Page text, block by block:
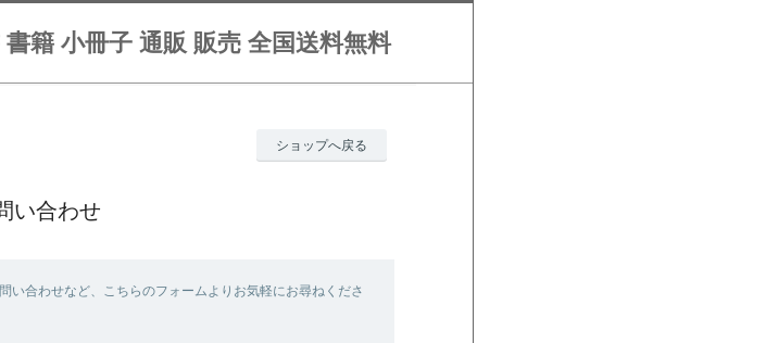
籍 小冊子 通販 販売 全国送料無料
ショップへ戻る
い合わせ
い合わせなど、こちらのフォームよりお気軽にお尋ねくださ